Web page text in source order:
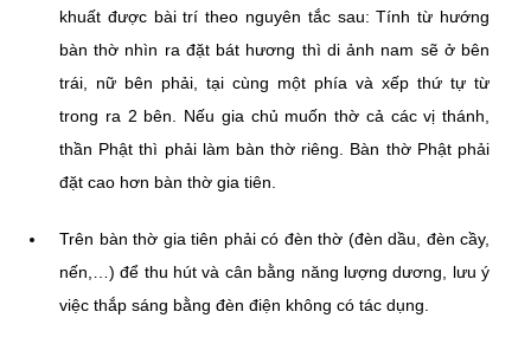
khuất được bài trí theo nguyên tắc sau: Tính từ hướng
bàn thờ nhìn ra đặt bát hương thì di ảnh nam sẽ ở bên
trái, nữ bên phải, tại cùng một phía và xếp thứ tự từ
trong ra 2 bên. Nếu gia chủ muốn thờ cả các vị thánh,
thần Phật thì phải làm bàn thờ riêng. Bàn thờ Phật phải
đặt cao hơn bàn thờ gia tiên.
Trên bàn thờ gia tiên phải có đèn thờ (đèn dầu, đèn cầy,
nến,…) để thu hút và cân bằng năng lượng dương, lưu ý
việc thắp sáng bằng đèn điện không có tác dụng.